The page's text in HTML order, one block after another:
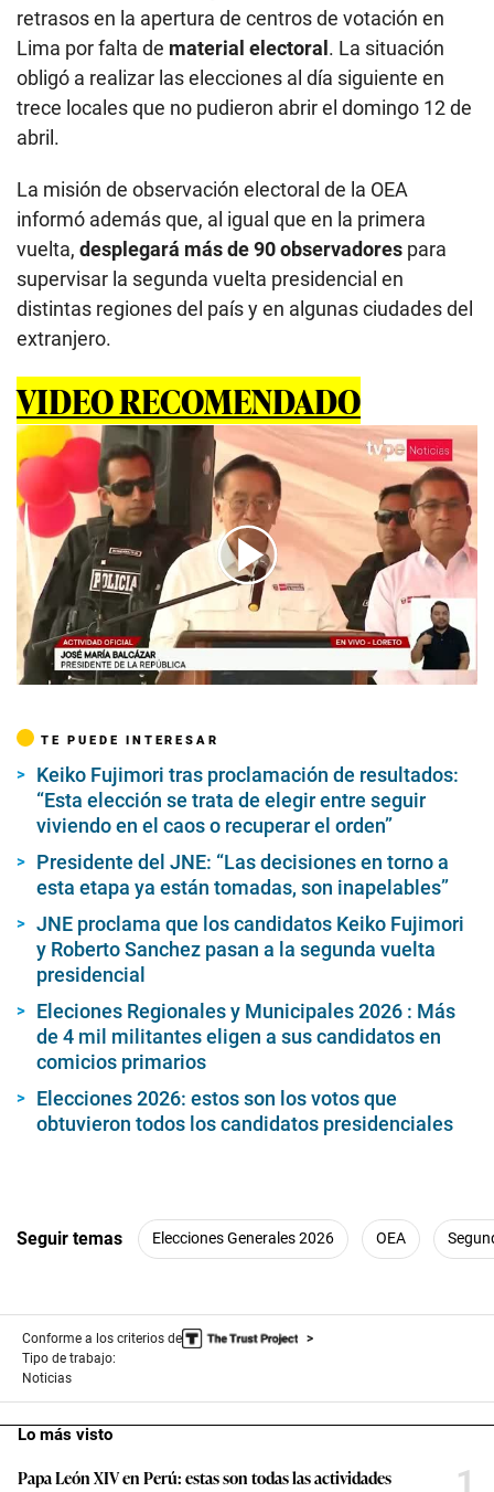
retrasos en la apertura de centros de votación en
Lima por falta de material electoral. La situación
obligó a realizar las elecciones al día siguiente en
trece locales que no pudieron abrir el domingo 12 de
abril.
La misión de observación electoral de la OEA
informó además que, al igual que en la primera
vuelta, desplegará más de 90 observadores para
supervisar la segunda vuelta presidencial en
distintas regiones del país y en algunas ciudades del
extranjero.
VIDEO RECOMENDADO
00:00/05:26
TE PUEDE INTERESAR
Keiko Fujimori tras proclamación de resultados:
“Esta elección se trata de elegir entre seguir
viviendo en el caos o recuperar el orden”
Presidente del JNE: “Las decisiones en torno a
esta etapa ya están tomadas, son inapelables”
JNE proclama que los candidatos Keiko Fujimori
y Roberto Sanchez pasan a la segunda vuelta
presidencial
Eleciones Regionales y Municipales 2026 : Más
de 4 mil militantes eligen a sus candidatos en
comicios primarios
Elecciones 2026: estos son los votos que
obtuvieron todos los candidatos presidenciales
Seguir temas Elecciones Generales 2026 OEA
Conforme a los criterios de
Tipo de trabajo:
Noticias
Lo más visto
Papa León XIV en Perú: estas son todas las actividades
1